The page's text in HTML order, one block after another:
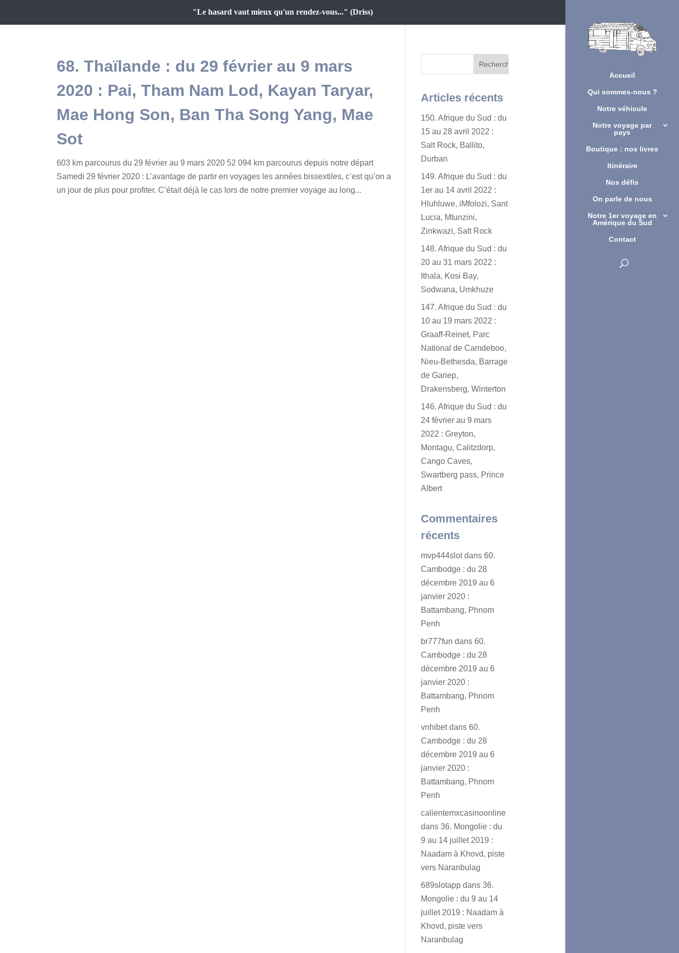
"Le hasard vaut mieux qu'un rendez-vous..." (Driss)
Accueil
Qui sommes-nous ?
Notre véhicule
Notre voyage par
pays
Boutique : nos livres
Itinéraire
Nos défis
On parle de nous
Notre 1er voyage en
Amérique du Sud
Contact
68. Thaïlande : du 29 février au 9 mars
2020 : Pai, Tham Nam Lod, Kayan Taryar,
Mae Hong Son, Ban Tha Song Yang, Mae
Sot
603 km parcourus du 29 février au 9 mars 2020 52 094 km parcourus depuis notre départ
Samedi 29 février 2020 : L’avantage de partir en voyages les années bissextiles, c’est qu’on a
un jour de plus pour profiter. C’était déjà le cas lors de notre premier voyage au long...
Articles récents
150. Afrique du Sud : du
15 au 28 avril 2022 :
Salt Rock, Ballito,
Durban
149. Afrique du Sud : du
1er au 14 avril 2022 :
Hluhluwe, iMfolozi, Sant
Lucia, Mtunzini,
Zinkwazi, Salt Rock
148. Afrique du Sud : du
20 au 31 mars 2022 :
Ithala, Kosi Bay,
Sodwana, Umkhuze
147. Afrique du Sud : du
10 au 19 mars 2022 :
Graaff-Reinet, Parc
National de Camdeboo,
Nieu-Bethesda, Barrage
de Gariep,
Drakensberg, Winterton
146. Afrique du Sud : du
24 février au 9 mars
2022 : Greyton,
Montagu, Calitzdorp,
Cango Caves,
Swartberg pass, Prince
Albert
Commentaires
récents
mvp444slotdans60.
Cambodge : du 28
décembre 2019 au 6
janvier 2020 :
Battambang, Phnom
Penh
br777fun dans60.
Cambodge : du 28
décembre 2019 au 6
janvier 2020 :
Battambang, Phnom
Penh
vnhibetdans60.
Cambodge : du 28
décembre 2019 au 6
janvier 2020 :
Battambang, Phnom
Penh
calientemxcasinoonline
dans36. Mongolie : du
9 au 14 juillet 2019 :
Naadam à Khovd, piste
vers Naranbulag
689slotapp dans36.
Mongolie : du 9 au 14
juillet 2019 : Naadam à
Khovd, piste vers
Naranbulag